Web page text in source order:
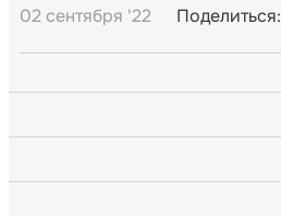
02 сентября '22 Поделиться: